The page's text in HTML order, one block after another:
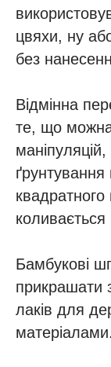
цвяхи, ну
без
Відмінна
те, що можна
ґрунтування
Бамбукові
прикрашати
лаків для
матеріалами.